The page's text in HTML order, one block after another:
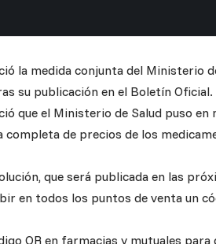
la medida conjunta del Ministerio
su publicación en el Boletín Oficial.
que el Ministerio de Salud puso en
de precios de los
que será publicada en las
en todos los puntos de venta un
QR en farmacias y mutuales para